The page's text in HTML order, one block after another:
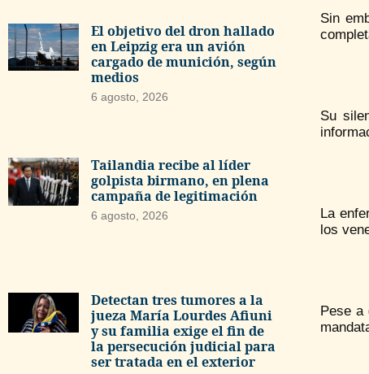
El objetivo del dron hallado
en Leipzig era un avión
cargado de munición, según
medios
6 agosto, 2026
Tailandia recibe al líder
golpista birmano, en plena
campaña de legitimación
6 agosto, 2026
Detectan tres tumores a la
jueza María Lourdes Afiuni
y su familia exige el fin de
la persecución judicial para
ser tratada en el exterior
Sin
Su
La
los
Pese a